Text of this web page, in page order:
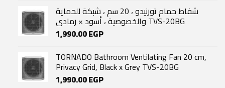
was:
7,999.00 EGP.
is:
7,200.00 EGP.
شفاط حمام تورنيدو ، 20 سم ، شبكة للحماية
والخصوصية ، أسود × رمادي TVS-20BG
1,990.00EGP
TORNADO Bathroom Ventilating Fan 20 cm,
Privacy Grid, Black x Grey TVS-20BG
1,990.00EGP